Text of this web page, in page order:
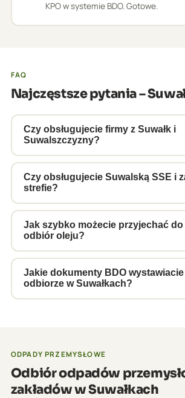
KPO w systemie BDO. Gotowe.
FAQ
Najczęstsze pytania –
Czy obsługujecie firmy z Suwałk i
Suwalszczyzny?
Tak, obsługujemy Suwałki i
Augustów, Sejny i okolice. Własna
ADR pozwala na regularne odbiory z
zakładów.
Czy obsługujecie Suwalską SSE i
strefie?
Tak, obsługujemy firmy z Suwalskiej
Strefy Ekonomicznej. Zapewniamy
BDO i ADR zgodną z korporacyjnymi
inwestorów strefy.
Jak szybko możecie przyjechać do
odbiór oleju?
Standardowo 3–5 dni roboczych od
Suwałki są punktem regularnych
wschodniej Polski. Dla stałych
Jakie dokumenty BDO
odbiorze w Suwałkach?
zaświadczenie do raportu KOBiZE.
dostępne natychmiast po odbiorze.
ODPADY PRZEMYSŁOWE
Odbiór odpadów
zakładów w Suwałkach